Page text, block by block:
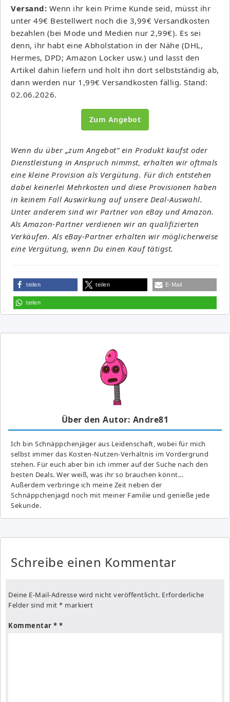
Versand: Wenn ihr kein Prime Kunde seid, müsst ihr
unter 49€ Bestellwert noch die 3,99€ Versandkosten
bezahlen (bei Mode und Medien nur 2,99€). Es sei
denn, ihr habt eine Abholstation in der Nähe (DHL,
Hermes, DPD; Amazon Locker usw.) und lasst den
Artikel dahin liefern und holt ihn dort selbstständig ab,
dann werden nur 1,99€ Versandkosten fällig. Stand:
02.06.2026.
Zum Angebot
Wenn du über „zum Angebot“ ein Produkt kaufst oder
Dienstleistung in Anspruch nimmst, erhalten wir oftmals
eine kleine Provision als Vergütung. Für dich entstehen
dabei keinerlei Mehrkosten und diese Provisionen haben
in keinem Fall Auswirkung auf unsere Deal-Auswahl.
Unter anderem sind wir Partner von eBay und Amazon.
Als Amazon-Partner verdienen wir an qualifizierten
Verkäufen. Als eBay-Partner erhalten wir möglicherweise
eine Vergütung, wenn Du einen Kauf tätigst.
teilen teilen E-Mail
teilen
Über den Autor: Andre81
Ich bin Schnäppchenjäger aus Leidenschaft, wobei für mich
selbst immer das Kosten-Nutzen-Verhältnis im Vordergrund
stehen. Für euch aber bin ich immer auf der Suche nach den
besten Deals. Wer weiß, was ihr so brauchen könnt...
Außerdem verbringe ich meine Zeit neben der
Schnäppchenjagd noch mit meiner Familie und genieße jede
Sekunde.
Schreibe einen Kommentar
Deine E-Mail-Adresse wird nicht veröffentlicht. Erforderliche
Felder sind mit * markiert
Kommentar *